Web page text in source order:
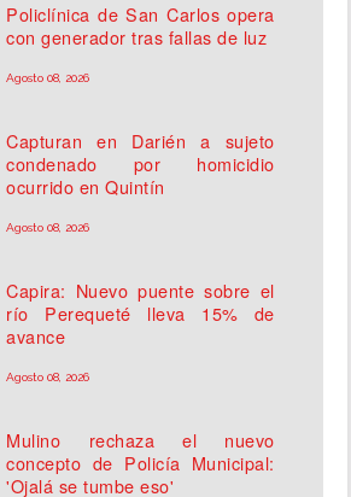
Policlínica de San Carlos opera
con generador tras fallas de luz
Agosto 08, 2026
Capturan en Darién a sujeto
condenado por homicidio
ocurrido en Quintín
Agosto 08, 2026
Capira: Nuevo puente sobre el
río Perequeté lleva 15% de
avance
Agosto 08, 2026
Mulino rechaza el nuevo
concepto de Policía Municipal:
'Ojalá se tumbe eso'